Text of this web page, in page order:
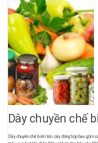
Dây chuyền chế
Dây chuyền chế biến trái cây đóng hộp bao